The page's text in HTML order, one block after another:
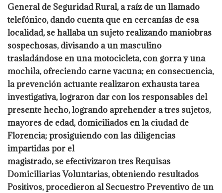
General de Seguridad Rural, a raíz de unllamado
telefónico, dando cuenta que en cercanías de esa
localidad, se hallaba un sujetorealizando maniobras
sospechosas, divisando a un masculino
trasladándose en unamotocicleta, con gorra y una
mochila, ofreciendo carne vacuna; en consecuencia,
laprevención actuante realizaron exhausta tarea
investigativa, lograron dar con losresponsables del
presente hecho, logrando aprehender a tres sujetos,
mayores de edad,domiciliados en la ciudad de
Florencia; prosiguiendo con las diligencias
impartidas por el
magistrado, se efectivizaron tres Requisas
Domiciliarias Voluntarias, obteniendoresultados
Positivos, procedieron al Secuestro Preventivo de un